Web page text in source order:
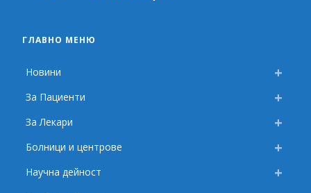
ГЛАВНО МЕНЮ
Новини
За Пациенти
За Лекари
Болници и центрове
Научна дейност